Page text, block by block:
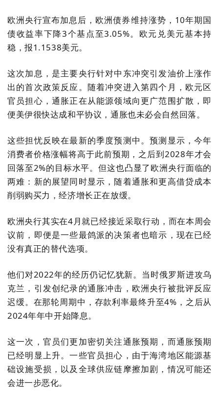
欧洲央行宣布加息后，欧洲债券维持涨势，10年期国
债收益率下降3个基点至3.05%。欧元兑美元基本持
稳，报1.1538美元。
这次加息，是主要央行针对中东冲突引发油价上涨作
出的首次政策反应。随着冲突进入第四个月，欧元区
官员担心，通胀正在从能源领域向更广范围扩散，即
便美伊很快达成和平协议，通胀也未必会自然回落。
这些担忧反映在最新的季度预测中。预测显示，今年
消费者价格涨幅将高于此前预期，之后到2028年才会
回落至2%的目标水平。但这也凸显了欧洲央行面临的
两难：新的展望同时显示，随着通胀和更高借贷成本
削弱购买力，经济增长正在放缓。
欧洲央行其实在4月就已经接近采取行动，而在本周会
议前，即便是一些最鸽派的决策者也暗示，现在已经
没有真正的替代选项。
他们对2022年的经历仍记忆犹新。当时俄罗斯进攻乌
克兰，引发创纪录的通胀冲击，欧洲央行被批评反应
迟缓。在那轮周期中，存款利率最终升至4%，之后从
2024年年中开始降息。
这一次，官员们更加密切关注通胀预期，而通胀预期
已经明显上升。一些官员担心，由于海湾地区能源基
础设施受损，以及全球供应链摩擦加剧，情况可能还
会进一步恶化。